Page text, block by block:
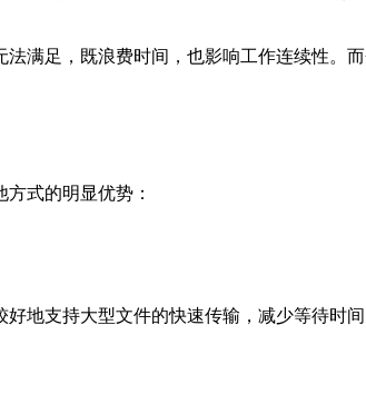
满足，既浪费时间，也影响工作连续性。
式的明显优势：
地支持大型文件的快速传输，减少等待时